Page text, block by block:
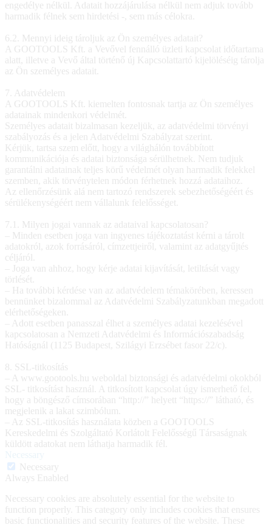
engedélye nélkül. Adatait hozzájárulása nélkül nem adjuk tovább
harmadik félnek sem hirdetési -, sem más célokra.
6.2. Mennyi ideig tároljuk az Ön személyes adatait?
A GOOTOOLS Kft. a Vevővel fennálló üzleti kapcsolat időtartama
alatt, illetve a Vevő által történő új Kapcsolattartó kijelöléséig tárolja
az Ön személyes adatait.
7. Adatvédelem
A GOOTOOLS Kft. kiemelten fontosnak tartja az Ön személyes
adatainak mindenkori védelmét.
Személyes adatait bizalmasan kezeljük, az adatvédelmi törvényi
szabályozás és a jelen Adatvédelmi Szabályzat szerint.
Kérjük, tartsa szem előtt, hogy a világhálón továbbított
kommunikációja és adatai biztonsága sérülhetnek. Nem tudjuk
garantálni adatainak teljes körű védelmét olyan harmadik felekkel
szemben, akik törvénytelen módon férhetnek hozzá adataihoz.
Az ellenőrzésünk alá nem tartozó rendszerek sebezhetőségéért és
sérülékenységéért nem vállalunk felelősséget.
7.1. Milyen jogai vannak az adataival kapcsolatosan?
– Minden esetben joga van ingyenes tájékoztatást kérni a tárolt
adatokról, azok forrásáról, címzettjeiről, valamint az adatgyűjtés
céljáról.
– Joga van ahhoz, hogy kérje adatai kijavítását, letiltását vagy
törlését.
– Ha további kérdése van az adatvédelem témakörében, keressen
bennünket bizalommal az Adatvédelmi Szabályzatunkban megadott
elérhetőségeken.
– Adott esetben panasszal élhet a személyes adatai kezelésével
kapcsolatosan a Nemzeti Adatvédelmi és Információszabadság
Hatóságnál (1125 Budapest, Szilágyi Erzsébet fasor 22/c).
8. SSL-titkosítás
– A www.gootools.hu weboldal biztonsági és adatvédelmi okokból
SSL- titkosítást használ. A titkosított kapcsolat úgy ismerhető fel,
hogy a böngésző címsorában “http://” helyett “https://” látható, és
megjelenik a lakat szimbólum.
– Az SSL-titkosítás használata közben a GOOTOOLS
Kereskedelmi és Szolgáltató Korlátolt Felelősségű Társaságnak
küldött adatokat nem láthatja harmadik fél.
Necessary
Always Enabled
Necessary cookies are absolutely essential for the website to
function properly. This category only includes cookies that ensures
basic functionalities and security features of the website. These